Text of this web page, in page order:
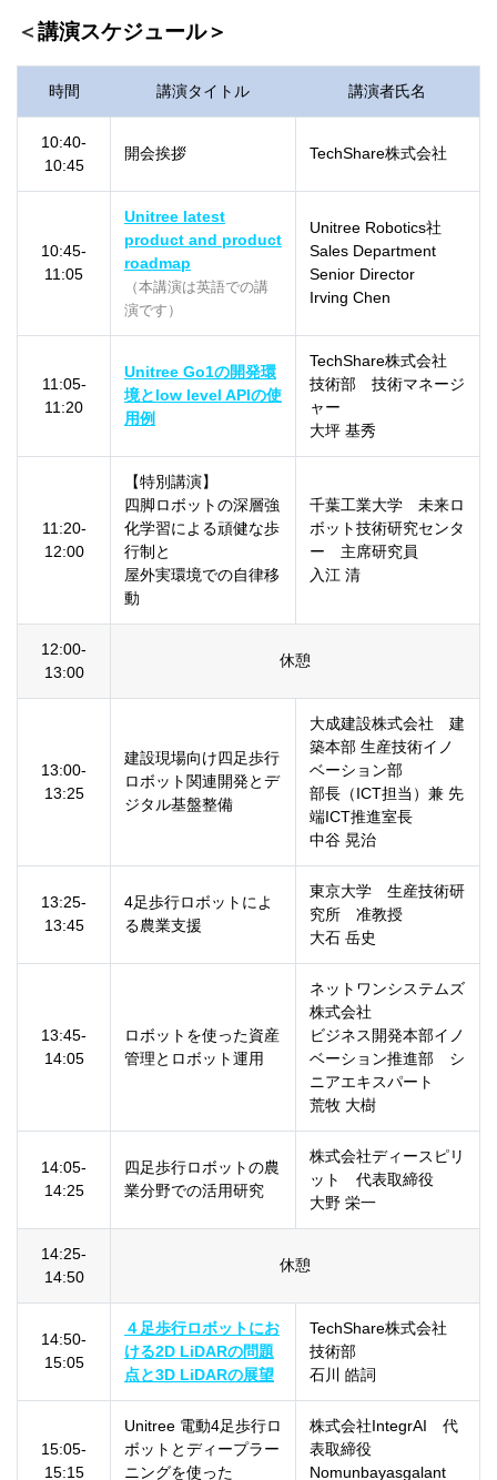
＜講演スケジュール＞
時間 講演タイトル 講演者氏名
10:40-
10:45
開会挨拶 TechShare株式会社
10:45-
11:05
Unitree latest
product and product
roadmap
（本講演は英語での講
演です）
Unitree Robotics社
Sales Department
Senior Director
Irving Chen
11:05-
11:20
Unitree Go1の開発環
境とlow level APIの使
用例
TechShare株式会社
技術部 技術マネージ
ャー
大坪 基秀
11:20-
12:00
【特別講演】
四脚ロボットの深層強
化学習による頑健な歩
行制と
屋外実環境での自律移
動
千葉工業大学 未来ロ
ボット技術研究センタ
ー 主席研究員
入江 清
12:00-
13:00
休憩
13:00-
13:25
建設現場向け四足歩行
ロボット関連開発とデ
ジタル基盤整備
大成建設株式会社 建
築本部 生産技術イノ
ベーション部
部長（ICT担当）兼 先
端ICT推進室長
中谷 晃治
13:25-
13:45
4足歩行ロボットによ
る農業支援
東京大学 生産技術研
究所 准教授
大石 岳史
13:45-
14:05
ロボットを使った資産
管理とロボット運用
ネットワンシステムズ
株式会社
ビジネス開発本部イノ
ベーション推進部 シ
ニアエキスパート
荒牧 大樹
14:05-
14:25
四足歩行ロボットの農
業分野での活用研究
株式会社ディースピリ
ット 代表取締役
大野 栄一
14:25-
14:50
休憩
14:50-
15:05
４足歩行ロボットにお
ける2D LiDARの問題
点と3D LiDARの展望
TechShare株式会社
技術部
石川 皓詞
15:05-
15:15
Unitree 電動4足歩行ロ
ボットとディープラー
ニングを使った
株式会社IntegrAI 代
表取締役
Nomunbayasgalant